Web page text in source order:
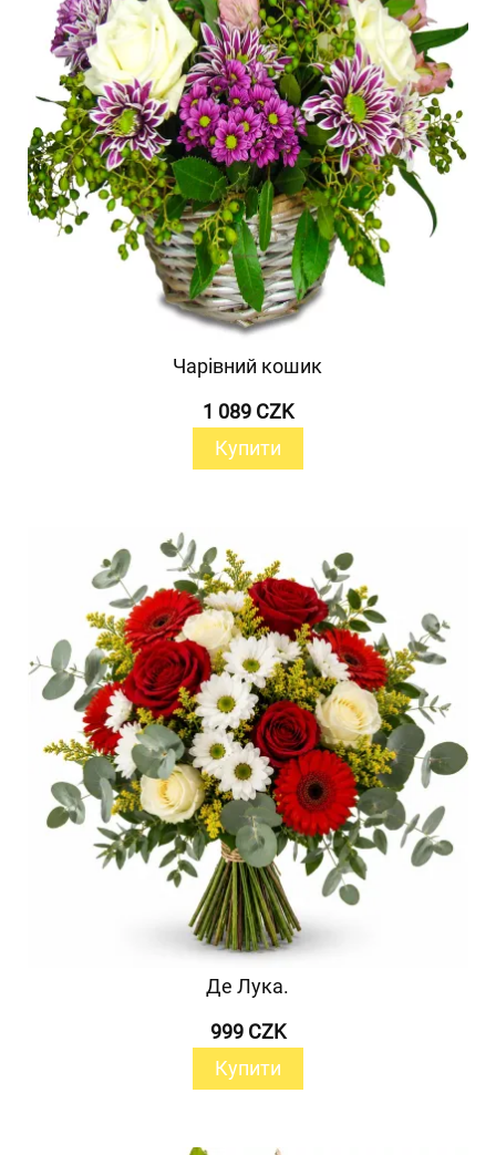
Чарівний кошик
1 089 CZK
Купити
Де Лука.
999 CZK
Купити